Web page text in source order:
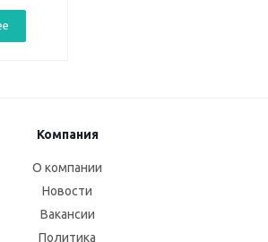
Компания
О компании
Новости
Вакансии
Политика